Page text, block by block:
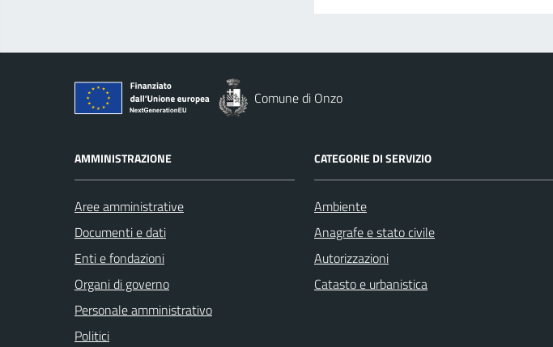
Comune di Onzo
AMMINISTRAZIONE
Aree amministrative
Documenti e dati
Enti e fondazioni
Organi di governo
Personale amministrativo
Politici
CATEGORIE DI SERVIZIO
Ambiente
Anagrafe e stato civile
Autorizzazioni
Catasto e urbanistica